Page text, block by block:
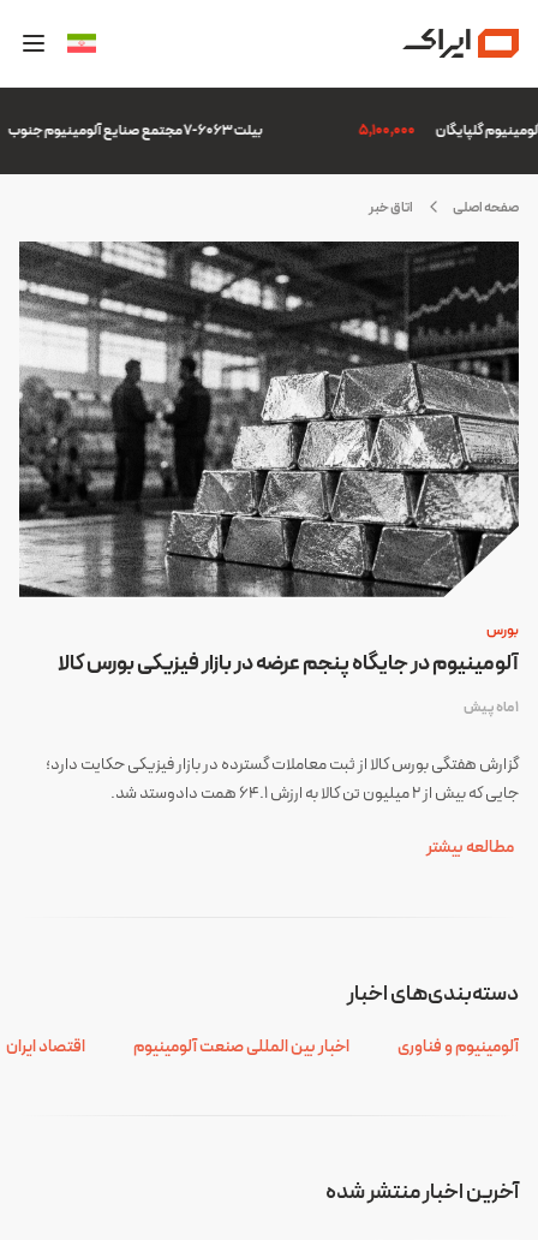
بیلت 6063-7 مجتمع صنایع آلومینیوم جنوب 5,100,000
صفحه اصلی اتاق خبر
فلزات
ایران
بورس
آلومینیوم در جایگاه پنجم عرضه در بازار فیزیکی بورس کالا
1 ماه پیش
گزارش هفتگی بورس کالا از ثبت معاملات گسترده در بازار فیزیکی حکایت دارد؛
جایی که بیش از ۲ میلیون تن کالا به ارزش ۶۴.۱ همت دادوستد شد.
مطالعه بیشتر
آخرین اخبار منتشر شده
دسته‌بندی‌های اخبار
آلومینیوم و فناوری اخبار بین المللی صنعت آلومینیوم اقتصاد ایران